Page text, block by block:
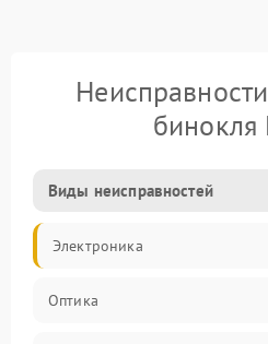
бинокля
Виды неисправностей
Электроника
Оптика